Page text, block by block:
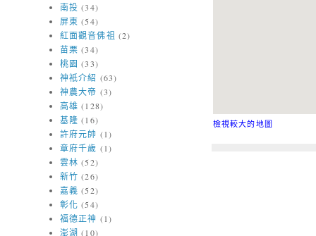
檢視較大的地圖
南投 (34)
屏東 (54)
紅面觀音佛祖 (2)
苗栗 (34)
桃園 (33)
神衹介紹 (63)
神農大帝 (3)
高雄 (128)
基隆 (16)
許府元帥 (1)
章府千歲 (1)
雲林 (52)
新竹 (26)
嘉義 (52)
彰化 (54)
福德正神 (1)
澎湖 (10)